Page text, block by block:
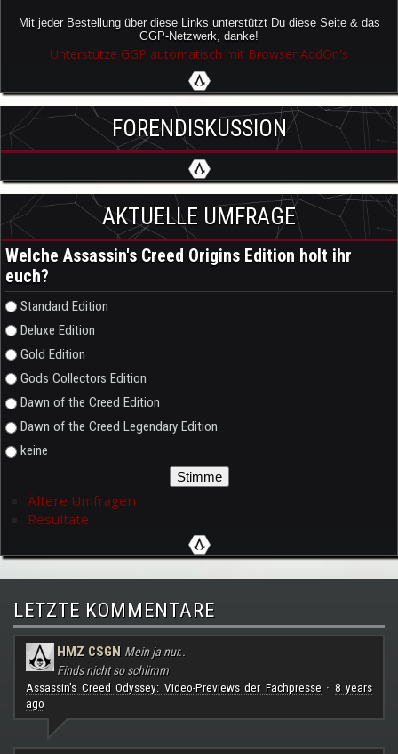
Mit jeder Bestellung über diese Links unterstützt Du diese Seite & das
GGP-Netzwerk, danke!
Unterstütze GGP automatisch mit Browser AddOn's
FORENDISKUSSION
AKTUELLE UMFRAGE
Welche Assassin's Creed Origins Edition holt ihr
euch?
Auswahlmöglichkeiten
Standard Edition
Deluxe Edition
Gold Edition
Gods Collectors Edition
Dawn of the Creed Edition
Dawn of the Creed Legendary Edition
keine
Ältere Umfragen
Resultate
LETZTE KOMMENTARE
HMZ CSGN Mein ja nur..
Finds nicht so schlimm
Assassin's Creed Odyssey: Video-Previews der Fachpresse· 8 years
ago